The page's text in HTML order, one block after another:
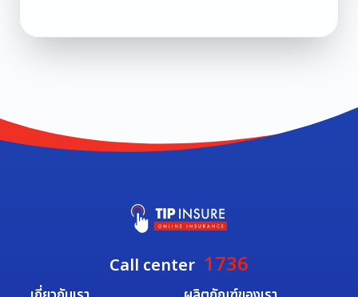
Call center 1736